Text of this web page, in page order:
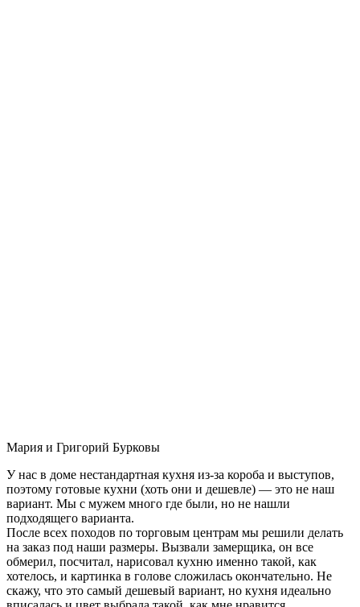
Мария и Григорий Бурковы
У нас в доме нестандартная кухня из-за короба и выступов,
поэтому готовые кухни (хоть они и дешевле) — это не наш
вариант. Мы с мужем много где были, но не нашли
подходящего варианта.
После всех походов по торговым центрам мы решили делать
на заказ под наши размеры. Вызвали замерщика, он все
обмерил, посчитал, нарисовал кухню именно такой, как
хотелось, и картинка в голове сложилась окончательно. Не
скажу, что это самый дешевый вариант, но кухня идеально